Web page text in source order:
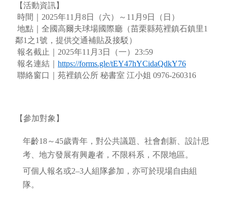
【活動資訊】
時間｜2025年11月8日（六）～11月9日（日）
地點｜全國高爾夫球場國際廳（苗栗縣苑裡鎮石鎮里1
鄰1之1號，提供交通補貼及接駁）
報名截止｜2025年11月3日（一）23:59
報名連結｜ https://forms.gle/tEY47hYCidaQdkY76
聯絡窗口｜苑裡鎮公所 秘書室 江小姐 0976-260316
【參加對象】
年齡18～45歲青年，對公共議題、社會創新、設計思
考、地方發展有興趣者，不限科系，不限地區。
可個人報名或2–3人組隊參加，亦可於現場自由組
隊。